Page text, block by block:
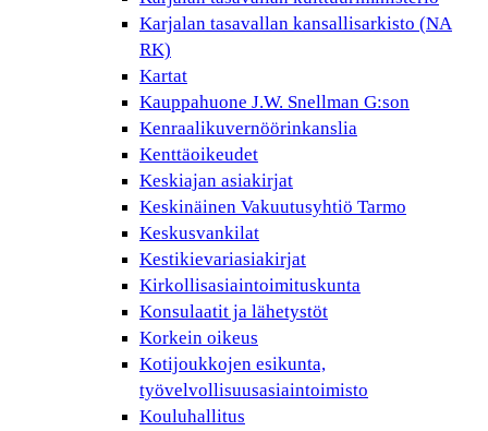
Karjalan tasavallan kansallisarkisto (NA
RK)
Kartat
Kauppahuone J.W. Snellman G:son
Kenraalikuvernöörinkanslia
Kenttäoikeudet
Keskiajan asiakirjat
Keskinäinen Vakuutusyhtiö Tarmo
Keskusvankilat
Kestikievariasiakirjat
Kirkollisasiaintoimituskunta
Konsulaatit ja lähetystöt
Korkein oikeus
Kotijoukkojen esikunta,
työvelvollisuusasiaintoimisto
Kouluhallitus